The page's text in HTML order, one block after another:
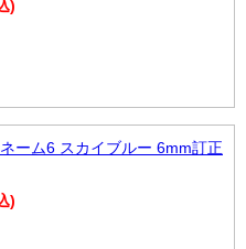
)
ーム6 スカイブルー 6mm訂正
)